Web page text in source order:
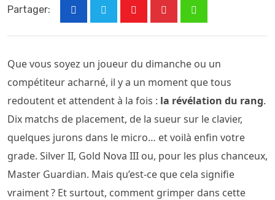
Partager:
Que vous soyez un joueur du dimanche ou un
compétiteur acharné, il y a un moment que tous
redoutent et attendent à la fois : la révélation du rang.
Dix matchs de placement, de la sueur sur le clavier,
quelques jurons dans le micro… et voilà enfin votre
grade. Silver II, Gold Nova III ou, pour les plus chanceux,
Master Guardian. Mais qu’est-ce que cela signifie
vraiment ? Et surtout, comment grimper dans cette